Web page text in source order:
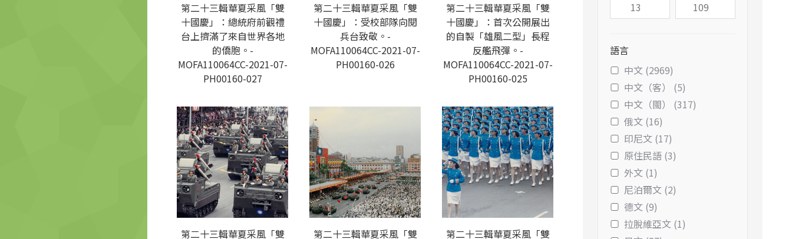
第二十三輯華夏采風「雙
十國慶」：總統府前觀禮
台上擠滿了來自世界各地
的僑胞。-
MOFA110064CC-2021-07-
PH00160-027
第二十三輯華夏采風「雙
十國慶」：受校部隊向閱
兵台致敬。-
MOFA110064CC-2021-07-
PH00160-026
第二十三輯華夏采風「雙
十國慶」：首次公開展出
的自製「雄風二型」長程
反艦飛彈。-
MOFA110064CC-2021-07-
PH00160-025
第二十三輯華夏采風「雙
第二十三輯華夏采風「雙
第二十三輯華夏采風「雙
語言
中文 (2969)
中文（客） (5)
中文（閩） (317)
俄文 (16)
印尼文 (17)
原住民語 (3)
外文 (1)
尼泊爾文 (2)
德文 (9)
拉脫維亞文 (1)